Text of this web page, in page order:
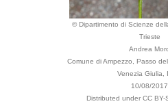
© Dipartimento di Scienze
Trieste
Andrea
Comune di Ampezzo, Passo
Venezia Giulia,
10/08/2017
Distributed under CC BY-